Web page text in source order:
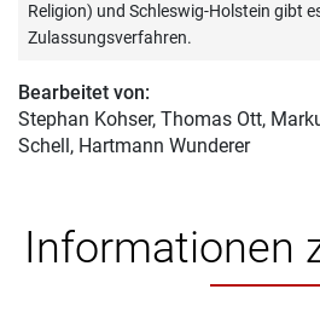
Religion) und Schleswig-Holstein gibt
Zulassungsverfahren.
Bearbeitet von:
Stephan Kohser, Thomas Ott,
Schell, Hartmann Wunderer
Informationen